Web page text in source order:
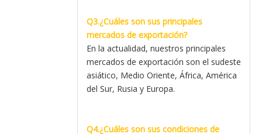
Q3.¿Cuáles son sus principales
mercados de exportación?
En la actualidad, nuestros principales
mercados de exportación son el sudeste
asiático, Medio Oriente, África, América
del Sur, Rusia y Europa.
Q4.¿Cuáles son sus condiciones de